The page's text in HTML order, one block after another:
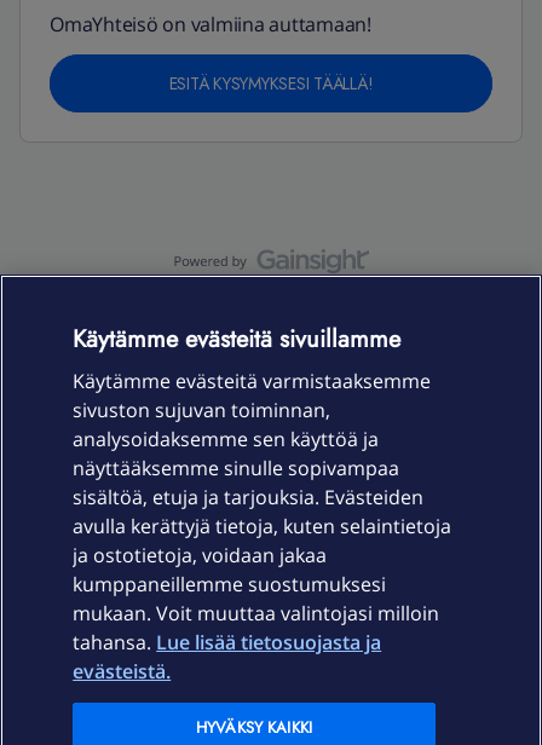
OmaYhteisö on valmiina auttamaan!
ESITÄ KYSYMYKSESI TÄÄLLÄ!
Laitteet & liittymät
Palvelut
Ajankohtaista
Elisa Oyj
Käytämme evästeitä sivuillamme
Käytämme evästeitä varmistaaksemme
sivuston sujuvan toiminnan,
analysoidaksemme sen käyttöä ja
näyttääksemme sinulle sopivampaa
sisältöä, etuja ja tarjouksia. Evästeiden
avulla kerättyjä tietoja, kuten selaintietoja
ja ostotietoja, voidaan jakaa
kumppaneillemme suostumuksesi
mukaan. Voit muuttaa valintojasi milloin
tahansa. Lue lisää tietosuojasta ja
evästeistä.
HYVÄKSY KAIKKI